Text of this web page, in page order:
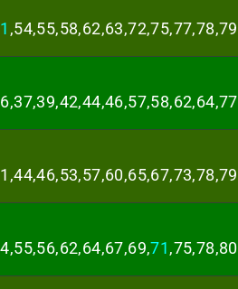
,54,55,58,62,63,72,75,77,78,79
37,39,42,44,46,57,58,62,64,77
44,46,53,57,60,65,67,73,78,79
55,56,62,64,67,69,71,75,78,80